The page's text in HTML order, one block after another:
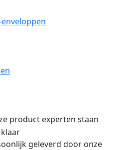
product experten staan
geleverd door onze